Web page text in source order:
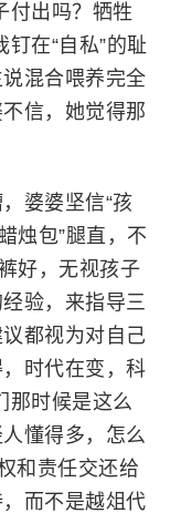
付出吗？牺牲
在“自私”的耻
混合喂养完全
信，她觉得那
婆婆坚信“孩
烛包”腿直，不
好，无视孩子
验，来指导三
都视为对自己
时代在变，科
那时候是这么
懂得多，怎么
和责任交还给
而不是越俎代